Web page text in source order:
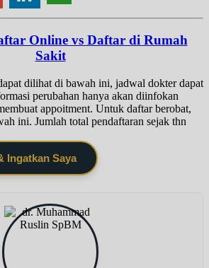
Online vs Daftar di Rumah
Sakit
dilihat di bawah ini, jadwal dokter dapat
perubahan hanya akan diinfokan
appoitment. Untuk daftar berobat,
ini. Jumlah total pendaftaran sejak thn
Ingatkan Saya